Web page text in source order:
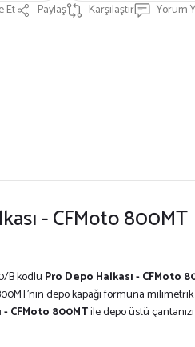
Et Paylaş Karşılaştır Yorum
- CFMoto 800MT
B kodlu Pro Depo Halkası - CFMoto
depo kapağı formuna
- CFMoto 800MTile depo üstü